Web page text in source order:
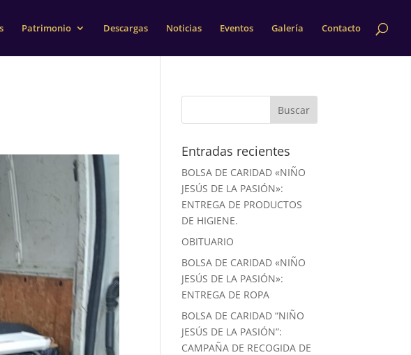
Patrimonio Descargas Noticias Eventos Galería Contacto
Entradas recientes
BOLSA DE CARIDAD «NIÑO
JESÚS DE LA PASIÓN»:
ENTREGA DE PRODUCTOS
DE HIGIENE.
OBITUARIO
BOLSA DE CARIDAD «NIÑO
JESÚS DE LA PASIÓN»:
ENTREGA DE ROPA
BOLSA DE CARIDAD “NIÑO
JESÚS DE LA PASIÓN”:
CAMPAÑA DE RECOGIDA DE